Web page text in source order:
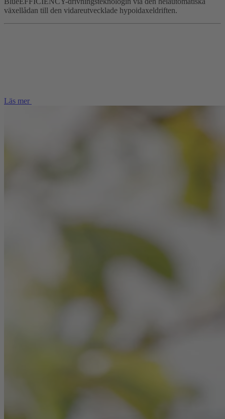
växellådan till den vidareutvecklade hypoidaxeldriften.
Läs mer